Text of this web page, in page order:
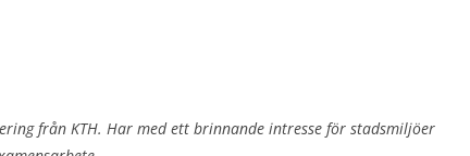
från KTH. Har med ett brinnande intresse för stadsmiljöer